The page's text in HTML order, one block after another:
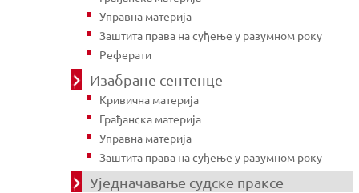
Управна материја
Заштита права на суђење у разумном року
Реферати
Изабране сентенце
Кривична материја
Грађанска материја
Управна материја
Заштита права на суђење у разумном року
Уједначавање судске праксе